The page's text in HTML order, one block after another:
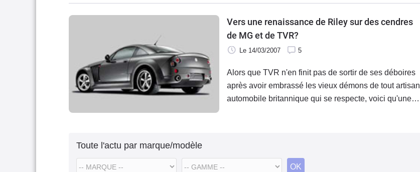
Vers une renaissance de Riley sur des cendres
de MG et de TVR?
Le 14/03/2007 5
Alors que TVR n'en finit pas de sortir de ses déboires
après avoir embrassé les vieux démons de tout artisan
automobile britannique qui se respecte, voici qu'une
Toute l'actu par marque/modèle
OK